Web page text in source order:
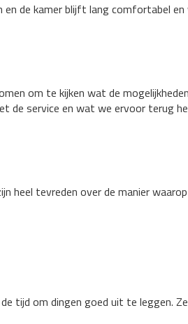
de kamer blijft lang comfortabel en
om te kijken wat de
de service en wat we ervoor terug
tevreden over de manier
tijd om dingen goed uit te leggen.